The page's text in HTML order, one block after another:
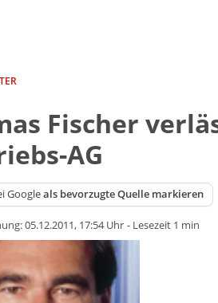
Fischer
AG
Googleals bevorzugte Quelle markieren
05.12.2011, 17:54 Uhr - Lesezeit 1 min